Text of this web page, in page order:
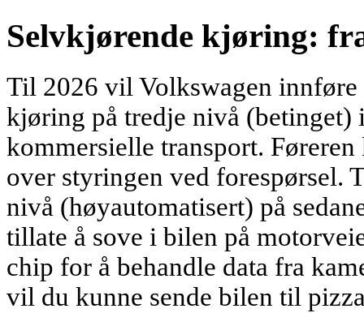
Selvkjørende kjøring:
Til 2026 vil Volkswagen
kjøring på tredje nivå
kommersielle transport.
over styringen ved forespørsel.
nivå (høyautomatisert) på
tillate å sove i bilen på
chip for å behandle data fra
vil du kunne sende bilen til